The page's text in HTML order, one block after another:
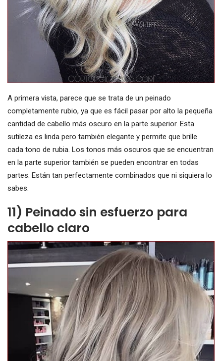
A primera vista, parece que se trata de un peinado
completamente rubio, ya que es fácil pasar por alto la pequeña
cantidad de cabello más oscuro en la parte superior. Esta
sutileza es linda pero también elegante y permite que brille
cada tono de rubia. Los tonos más oscuros que se encuentran
en la parte superior también se pueden encontrar en todas
partes. Están tan perfectamente combinados que ni siquiera lo
sabes.
11) Peinado sin esfuerzo para
cabello claro